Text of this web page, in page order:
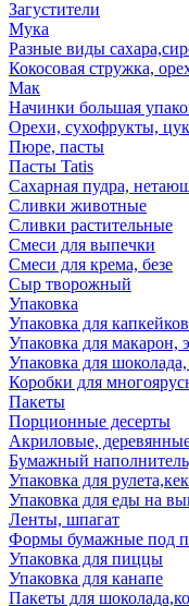
Загустители
Мука
Разные виды
Кокосовая стружка,
Мак
Начинки большая
Орехи, сухофрукты,
Пюре, пасты
Пасты Tatis
Сахарная пудра,
Сливки животные
Сливки растительные
Смеси для выпечки
Смеси для крема, безе
Сыр творожный
Упаковка
Упаковка для
Упаковка для макарон,
Упаковка для
Коробки для
Пакеты
Порционные десерты
Акриловые,
Бумажный
Упаковка для
Упаковка для еды на
Ленты, шпагат
Формы бумажные под
Упаковка для пиццы
Упаковка для канапе
Пакеты для